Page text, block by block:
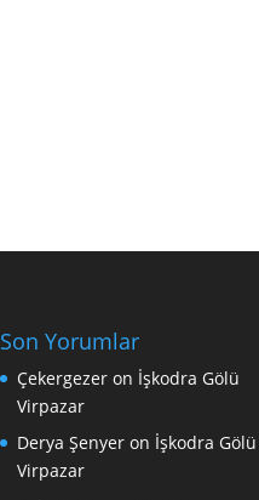
Son Yorumlar
Çekergezeron İşkodra Gölü
Virpazar
Derya Şenyeron İşkodra Gölü
Virpazar